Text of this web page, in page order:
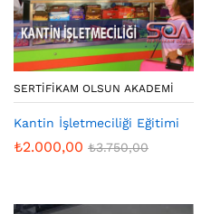
SERTIFIKAM OLSUN AKADEMI
Kantin İşletmeciliği Eğitimi
₺2.000,00 ₺3.750,00